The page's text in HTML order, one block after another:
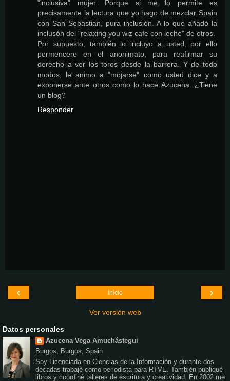
"inclusiva" mujer. Porque si me lo permite es
precisamente la lectura que yo hago de mezclar Spain
con San Sebastian, pura inclusión. A lo que añadó la
inclusón del "relaxing you wiz cafe con leche" de otros.
Por supuesto, también lo incluyo a usted, por ello
permencere en el anonimato, para reafirmar su
derecho a ver los toros desde la barrera. Y de todo
modos, le animo a "mojarse" como usted dice y a
exponerse ante otros como lo hace Azucena. ¿Tiene
un blog?
Responder
‹ ›
Inicio
Ver versión web
Datos personales
Azucena Vega Amuchástegui
Burgos, Burgos, Spain
Soy Licenciada en Ciencias de la Información y durante dos
décadas trabajé como periodista para RTVE. También publiqué
libros y coordiné talleres de escritura y creatividad. En 2002 me